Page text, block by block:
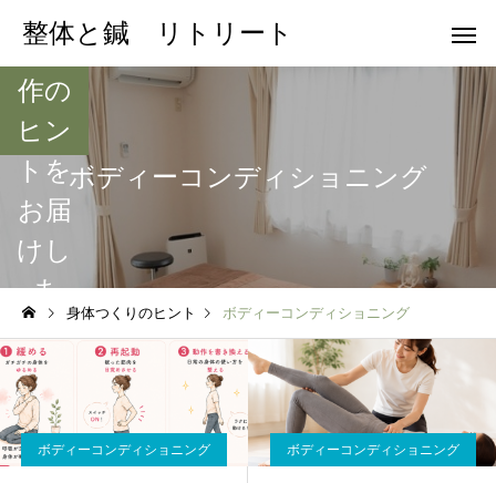
整体と鍼 リトリート
ボディーコンディショニング
常動
作の
ヒン
トを
お届
けし
ま
す。
身体つくりのヒント ボディーコンディショニング
ボディーコンディショニング ボディーコンディショニング